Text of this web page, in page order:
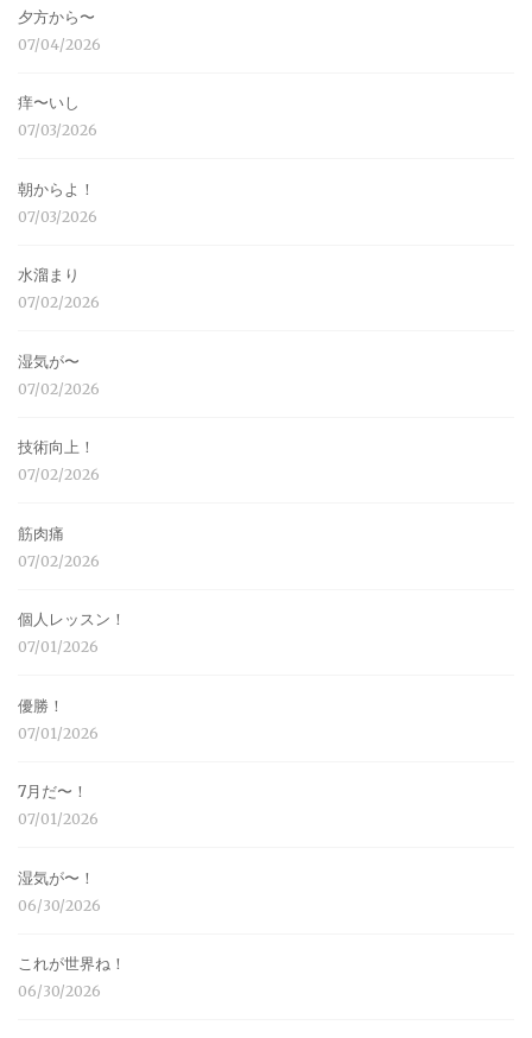
夕方から〜
07/04/2026
痒〜いし
07/03/2026
朝からよ！
07/03/2026
水溜まり
07/02/2026
湿気が〜
07/02/2026
技術向上！
07/02/2026
筋肉痛
07/02/2026
個人レッスン！
07/01/2026
優勝！
07/01/2026
7月だ〜！
07/01/2026
湿気が〜！
06/30/2026
これが世界ね！
06/30/2026